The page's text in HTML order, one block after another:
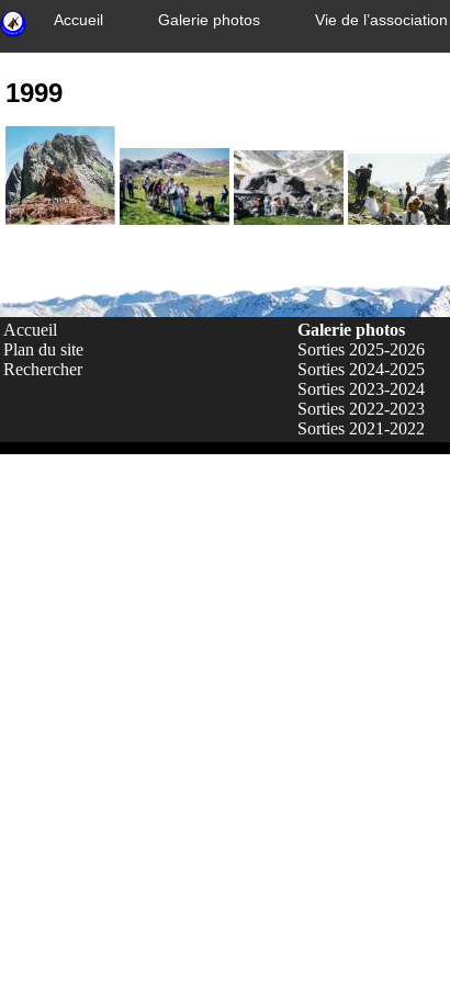
Accueil Galerie photos Vie de l’association
1999
Accueil
Plan du site
Rechercher
Galerie photos
Sorties 2025-2026
Sorties 2024-2025
Sorties 2023-2024
Sorties 2022-2023
Sorties 2021-2022